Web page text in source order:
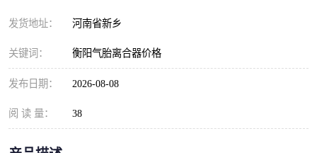
发货地址： 河南省新乡
关键词： 衡阳气胎离合器价格
发布日期： 2026-08-08
阅 读 量： 38